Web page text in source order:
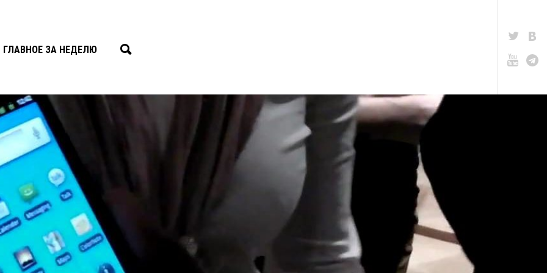
ГЛАВНОЕ ЗА НЕДЕЛЮ